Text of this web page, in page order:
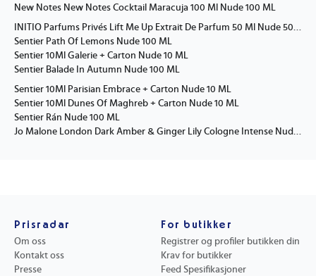
New Notes New Notes Cocktail Maracuja 100 Ml Nude 100 ML
INITIO Parfums Privés Lift Me Up Extrait De Parfum 50 Ml Nude 50 ML
Sentier Path Of Lemons Nude 100 ML
Sentier 10Ml Galerie + Carton Nude 10 ML
Sentier Balade In Autumn Nude 100 ML
Sentier 10Ml Parisian Embrace + Carton Nude 10 ML
Sentier 10Ml Dunes Of Maghreb + Carton Nude 10 ML
Sentier Rán Nude 100 ML
Jo Malone London Dark Amber & Ginger Lily Cologne Intense Nude 100 ML
Prisradar
Om oss
Kontakt oss
Presse
For butikker
Registrer og profiler butikken din
Krav for butikker
Feed Spesifikasjoner